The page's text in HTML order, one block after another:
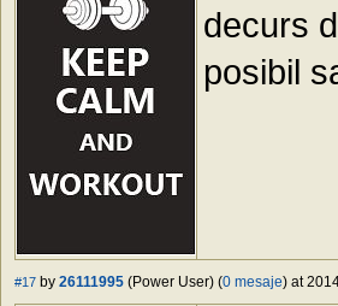
decurs
posibil
#17 by 26111995 (Power User) (0 mesaje) at